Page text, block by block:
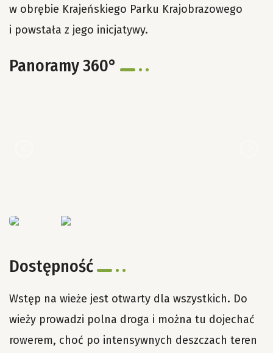
w obrębie Krajeńskiego Parku Krajobrazowego
i powstała z jego inicjatywy.
Panoramy 360°
Dostępność
Wstęp na wieże jest otwarty dla wszystkich. Do
wieży prowadzi polna droga i można tu dojechać
rowerem, choć po intensywnych deszczach teren